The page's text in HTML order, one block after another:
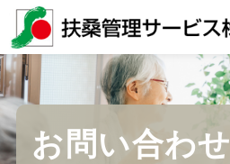
お問い合わせ